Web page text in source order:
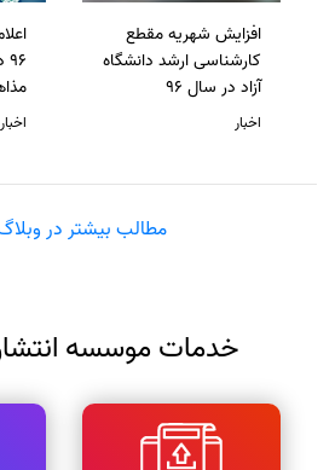
افزایش شهریه مقطع
کارشناسی ارشد دانشگاه
آزاد در سال 96
اخبار اخبار
مطالب بیشتر در
خدمات موسسه